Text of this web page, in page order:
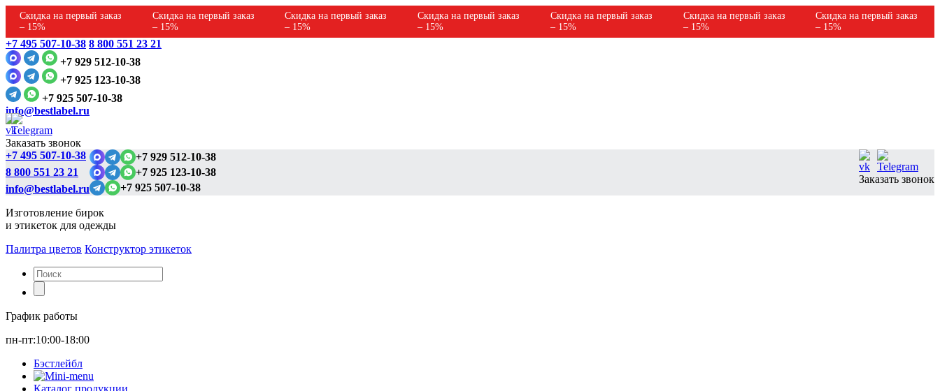
Скидка на первый заказ
– 15%
Скидка на первый заказ
– 15%
Скидка на первый заказ
– 15%
Скидка на первый заказ
– 15%
Скидка на первый заказ
– 15%
Скидка на первый заказ
– 15%
Скидка на первый заказ
– 15%
+7 495 507-10-38 8 800 551 23 21
+7 929 512-10-38
+7 925 123-10-38
+7 925 507-10-38
info@bestlabel.ru
Заказать звонок
+7 495 507-10-38
8 800 551 23 21
info@bestlabel.ru
+7 929 512-10-38
+7 925 123-10-38
+7 925 507-10-38
Заказать звонок
Изготовление бирок
и этикеток для одежды
Палитра цветов Конструктор этикеток
График работы
пн-пт:10:00-18:00
Бэстлейбл
Каталог продукции